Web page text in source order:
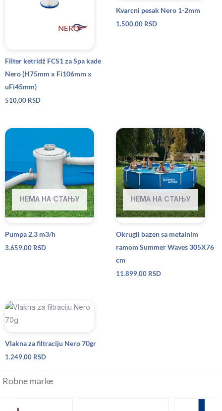
Filter ketridž FCS1 za Spa kade
Nero (H75mm x Fi106mm x
uFi45mm)
510,00 RSD
Kvarcni pesak Nero 1-2mm
1.500,00 RSD
НЕМА НА СТАЊУ
Pumpa 2.3 m3/h
3.659,00 RSD
НЕМА НА СТАЊУ
Okrugli bazen sa metalnim
ramom Summer Waves 305X76
cm
11.899,00 RSD
Vlakna za filtraciju Nero 70gr
1.249,00 RSD
Robne marke